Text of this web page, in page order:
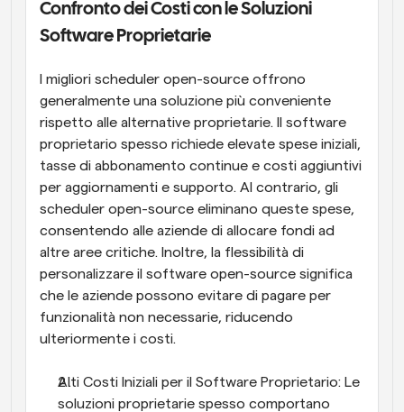
Confronto dei Costi con le Soluzioni
Software Proprietarie
I migliori scheduler open-source offrono
generalmente una soluzione più conveniente
rispetto alle alternative proprietarie. Il software
proprietario spesso richiede elevate spese iniziali,
tasse di abbonamento continue e costi aggiuntivi
per aggiornamenti e supporto. Al contrario, gli
scheduler open-source eliminano queste spese,
consentendo alle aziende di allocare fondi ad
altre aree critiche. Inoltre, la flessibilità di
personalizzare il software open-source significa
che le aziende possono evitare di pagare per
funzionalità non necessarie, riducendo
ulteriormente i costi.
Alti Costi Iniziali per il Software Proprietario: Le
soluzioni proprietarie spesso comportano